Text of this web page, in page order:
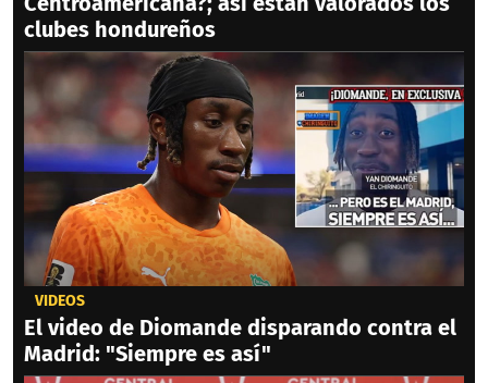
clubes hondureños
VIDEOS
El video de Diomande disparando contra el
Madrid: "Siempre es así"